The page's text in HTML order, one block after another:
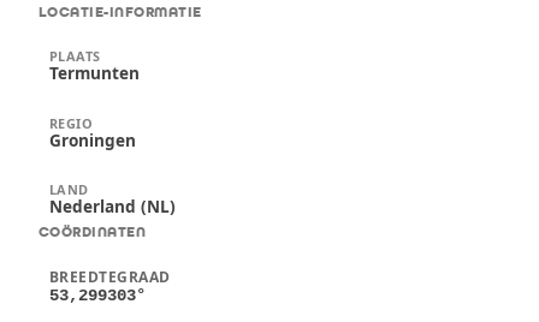
LOCATIE-INFORMATIE
PLAATS
Termunten
REGIO
Groningen
LAND
Nederland (NL)
COÖRDINATEN
BREEDTEGRAAD
53,299303°